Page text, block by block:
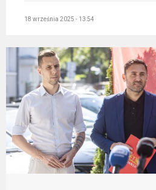
18 września 2025 - 13:54